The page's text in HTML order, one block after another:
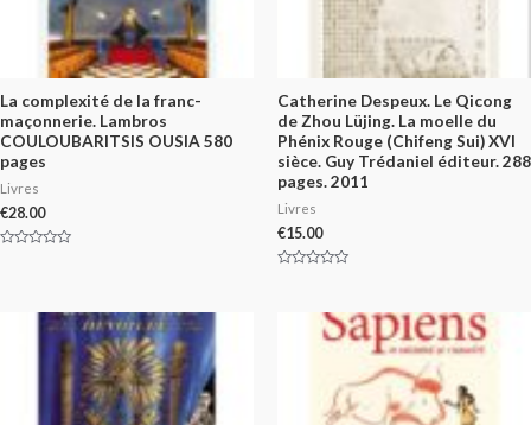
La complexité de la franc-
maçonnerie. Lambros
COULOUBARITSIS OUSIA 580
pages
Livres
€28.00
Catherine Despeux. Le Qicong
de Zhou Lüjing. La moelle du
Phénix Rouge (Chifeng Sui) XVI
sièce. Guy Trédaniel éditeur. 288
pages. 2011
Livres
€15.00